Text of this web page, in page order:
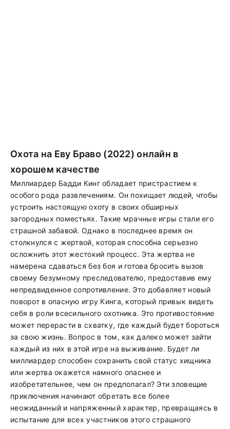
Охота на Еву Браво (2022) онлайн в
хорошем качестве
Миллиардер Бадди Кинг обладает пристрастием к
особого рода развлечениям. Он похищает людей, чтобы
устроить настоящую охоту в своих обширных
загородных поместьях. Такие мрачные игры стали его
страшной забавой. Однако в последнее время он
столкнулся с жертвой, которая способна серьезно
осложнить этот жестокий процесс. Эта жертва не
намерена сдаваться без боя и готова бросить вызов
своему безумному преследователю, предоставив ему
непредвиденное сопротивление. Это добавляет новый
поворот в опасную игру Кинга, который привык видеть
себя в роли всесильного охотника. Это противостояние
может перерасти в схватку, где каждый будет бороться
за свою жизнь. Вопрос в том, как далеко может зайти
каждый из них в этой игре на выживание. Будет ли
миллиардер способен сохранить свой статус хищника
или жертва окажется намного опаснее и
изобретательнее, чем он предполагал? Эти зловещие
приключения начинают обретать все более
неожиданный и напряженный характер, превращаясь в
испытание для всех участников этого страшного